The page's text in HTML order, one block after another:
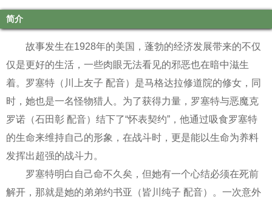
简介
故事发生在1928年的美国，蓬勃的经济发展带来的不仅
仅是更好的生活，一些肉眼无法看见的邪恶也在暗中滋生
着。罗塞特（川上友子 配音）是马格达拉修道院的修女，同
时，她也是一名怪物猎人。为了获得力量，罗塞特与恶魔克
罗诺（石田彰 配音）结下了“怀表契约”，他通过吸食罗塞特
的生命来维持自己的形象，在战斗时，更是能以生命为养料
发挥出超强的战斗力。
罗塞特明白自己命不久矣，但她有一个心结必须在死前
解开，那就是她的弟弟约书亚（皆川纯子 配音）。一次意外